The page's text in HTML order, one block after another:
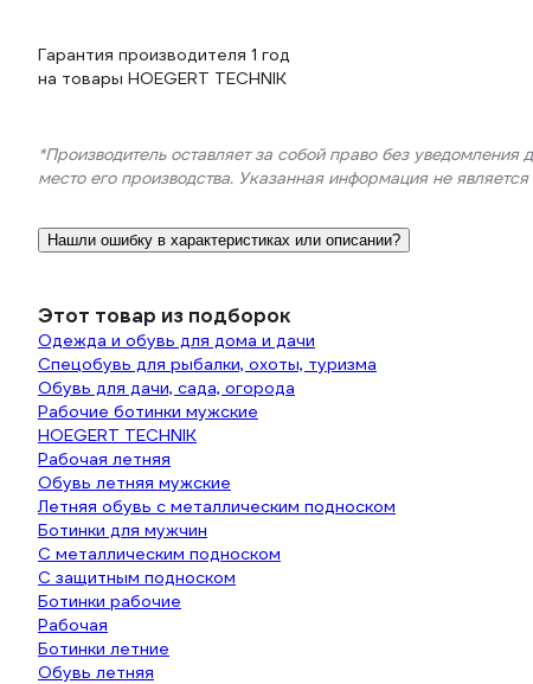
Гарантия производителя 1 год
на товары HOEGERT TECHNIK
*Производитель оставляет за собой право без
место его производства. Указанная информация не
Нашли ошибку в характеристиках или описании?
Этот товар из подборок
Одежда и обувь для дома и дачи
Спецобувь для рыбалки, охоты, туризма
Обувь для дачи, сада, огорода
Рабочие ботинки мужские
HOEGERT TECHNIK
Рабочая летняя
Обувь летняя мужские
Летняя обувь с металлическим подноском
Ботинки для мужчин
С металлическим подноском
С защитным подноском
Ботинки рабочие
Рабочая
Ботинки летние
Обувь летняя